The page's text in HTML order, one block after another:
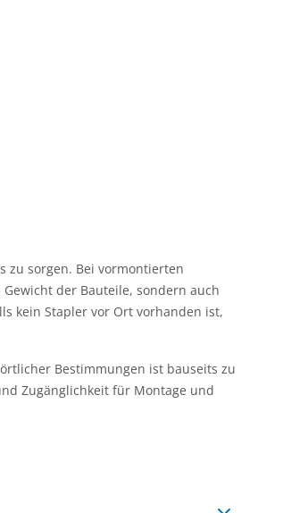
zu sorgen. Bei vormontierten
der Bauteile, sondern auch
kein Stapler vor Ort vorhanden ist,
Bestimmungen ist bauseits zu
Zugänglichkeit für Montage und